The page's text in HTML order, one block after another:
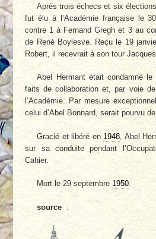
Après trois échecs et six
fut élu à l’Académie française le
contre 1 à Fernand Gregh et 3 au
de René Boylesve. Reçu le 19
Robert, il recevrait à son tour
Abel Hermant était condamné le
faits de collaboration et, par voie
l’Académie. Par mesure
celui d’Abel Bonnard, serait pourvu
Gracié et libéré en 1948 , Abel
sur sa conduite pendant
Cahier.
Mort le 29 septembre 1950.
source :